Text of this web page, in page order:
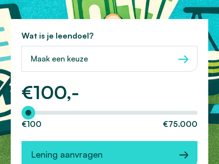
Wat is je leendoel?
Maak een keuze
€100,-
Hoeveel wilt u lenen?
€100 €75.000
Lening aanvragen